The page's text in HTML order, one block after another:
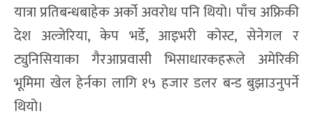
यात्रा प्रतिबन्धबाहेक अर्को अवरोध पनि थियो। पाँच अफ्रिकी
देश अल्जेरिया, केप भर्डे, आइभरी कोस्ट, सेनेगल र
ट्युनिसियाका गैरआप्रवासी भिसाधारकहरूले अमेरिकी
भूमिमा खेल हेर्नका लागि १५ हजार डलर बन्ड बुझाउनुपर्ने
थियो।